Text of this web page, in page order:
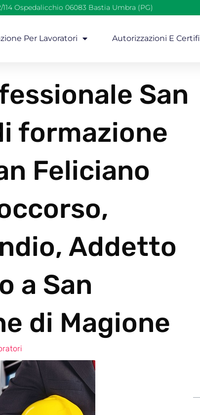
114 Ospedalicchio 06083 Bastia Umbra (PG)
Per Lavoratori Autorizzazioni E
San
formazione
Feliciano
Addetto
a San
di Magione